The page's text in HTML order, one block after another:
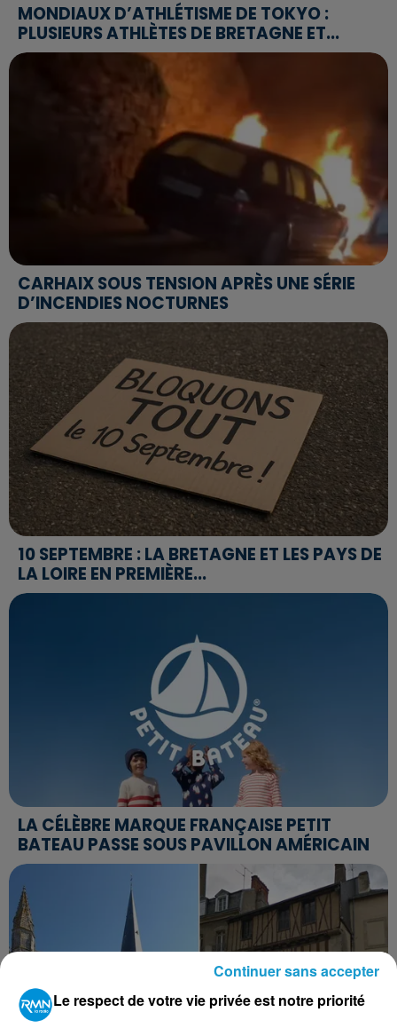
MONDIAUX D’ATHLÉTISME DE TOKYO :
PLUSIEURS ATHLÈTES DE BRETAGNE ET...
CARHAIX SOUS TENSION APRÈS UNE SÉRIE
D’INCENDIES NOCTURNES
10 SEPTEMBRE : LA BRETAGNE ET LES PAYS DE
LA LOIRE EN PREMIÈRE...
LA CÉLÈBRE MARQUE FRANÇAISE PETIT
BATEAU PASSE SOUS PAVILLON AMÉRICAIN
Le respect de votre vie privée est notre priorité
Continuer sans accepter